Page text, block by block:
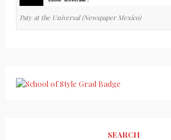
Paty at the Universal (Newspaper Mexico)
SEARCH